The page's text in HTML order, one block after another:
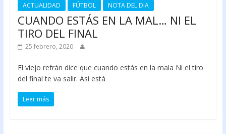
ACTUALIDAD FÚTBOL NOTA DEL DIA
CUANDO ESTÁS EN LA MAL… NI EL
TIRO DEL FINAL
25 febrero, 2020
El viejo refrán dice que cuando estás en la mala Ni el tiro
del final te va salir. Así está
Leer más